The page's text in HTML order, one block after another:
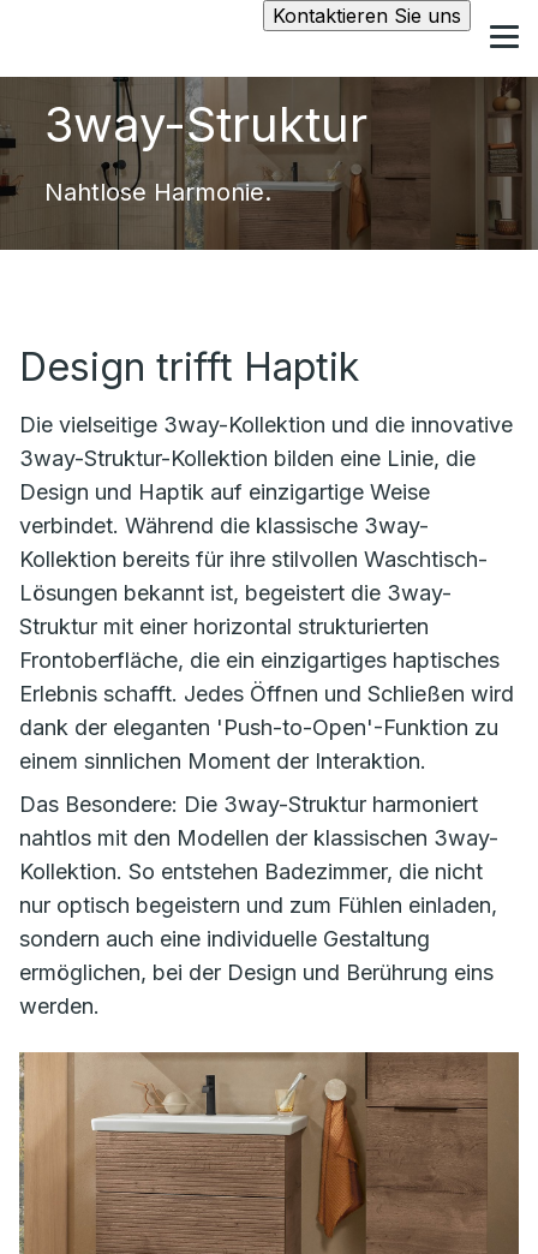
Kontaktieren Sie uns
3way-Struktur
Nahtlose Harmonie.
Design trifft Haptik
Die vielseitige 3way-Kollektion und die innovative
3way-Struktur-Kollektion bilden eine Linie, die
Design und Haptik auf einzigartige Weise
verbindet. Während die klassische 3way-
Kollektion bereits für ihre stilvollen Waschtisch-
Lösungen bekannt ist, begeistert die 3way-
Struktur mit einer horizontal strukturierten
Frontoberfläche, die ein einzigartiges haptisches
Erlebnis schafft. Jedes Öffnen und Schließen wird
dank der eleganten 'Push-to-Open'-Funktion zu
einem sinnlichen Moment der Interaktion.
Das Besondere: Die 3way-Struktur harmoniert
nahtlos mit den Modellen der klassischen 3way-
Kollektion. So entstehen Badezimmer, die nicht
nur optisch begeistern und zum Fühlen einladen,
sondern auch eine individuelle Gestaltung
ermöglichen, bei der Design und Berührung eins
werden.